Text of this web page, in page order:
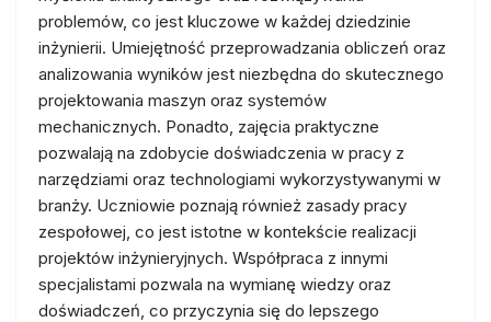
problemów, co jest kluczowe w każdej dziedzinie
inżynierii. Umiejętność przeprowadzania obliczeń oraz
analizowania wyników jest niezbędna do skutecznego
projektowania maszyn oraz systemów
mechanicznych. Ponadto, zajęcia praktyczne
pozwalają na zdobycie doświadczenia w pracy z
narzędziami oraz technologiami wykorzystywanymi w
branży. Uczniowie poznają również zasady pracy
zespołowej, co jest istotne w kontekście realizacji
projektów inżynieryjnych. Współpraca z innymi
specjalistami pozwala na wymianę wiedzy oraz
doświadczeń, co przyczynia się do lepszego